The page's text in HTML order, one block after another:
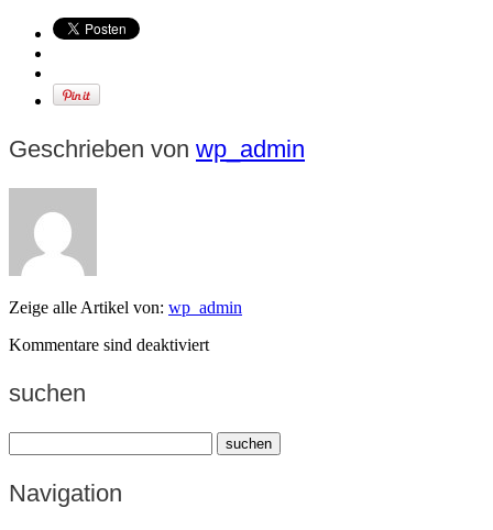
Geschrieben von wp_admin
Zeige alle Artikel von: wp_admin
Kommentare sind deaktiviert
suchen
Navigation